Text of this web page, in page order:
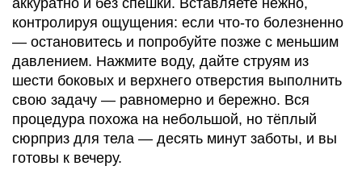
аккуратно и без спешки. Вставляете нежно,
контролируя ощущения: если что-то болезненно
— остановитесь и попробуйте позже с меньшим
давлением. Нажмите воду, дайте струям из
шести боковых и верхнего отверстия выполнить
свою задачу — равномерно и бережно. Вся
процедура похожа на небольшой, но тёплый
сюрприз для тела — десять минут заботы, и вы
готовы к вечеру.